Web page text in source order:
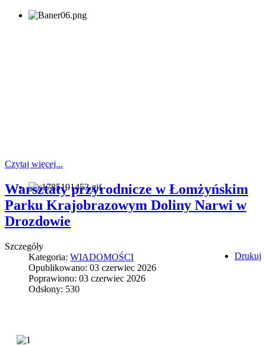
Czytaj więcej...
Warsztaty przyrodnicze w Łomżyńskim
Parku Krajobrazowym Doliny Narwi w
Drozdowie
Drukuj
Szczegóły
Kategoria: WIADOMOŚCI
Opublikowano: 03 czerwiec 2026
Poprawiono: 03 czerwiec 2026
Odsłony: 530